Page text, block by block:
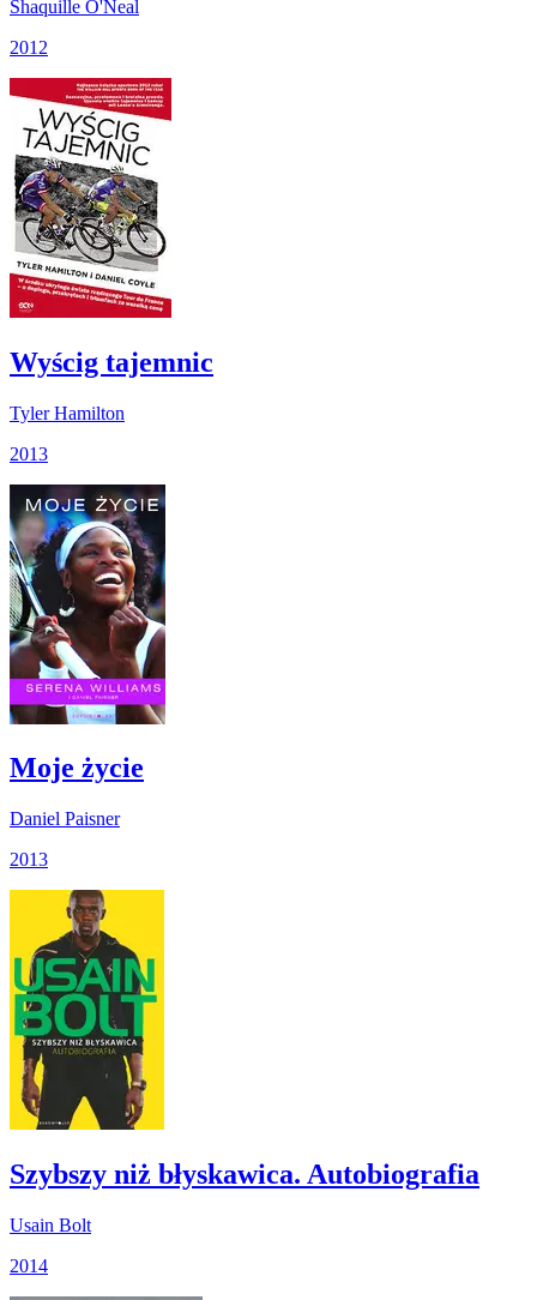
Shaquille O'Neal
2012
Wyścig tajemnic
Tyler Hamilton
2013
Moje życie
Daniel Paisner
2013
Szybszy niż błyskawica. Autobiografia
Usain Bolt
2014